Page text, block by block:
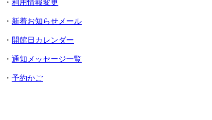
・ 利用情報変更
・ 新着お知らせメール
・ 開館日カレンダー
・ 通知メッセージ一覧
・ 予約かご